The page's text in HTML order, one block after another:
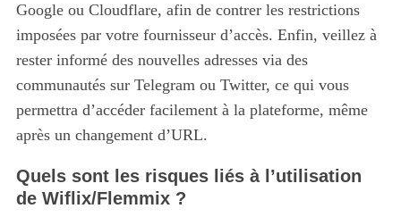
Google ou Cloudflare, afin de contrer les restrictions
imposées par votre fournisseur d’accès. Enfin, veillez à
rester informé des nouvelles adresses via des
communautés sur Telegram ou Twitter, ce qui vous
permettra d’accéder facilement à la plateforme, même
après un changement d’URL.
Quels sont les risques liés à l’utilisation
de Wiflix/Flemmix ?